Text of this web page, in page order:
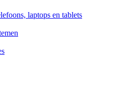
laptops en tablets